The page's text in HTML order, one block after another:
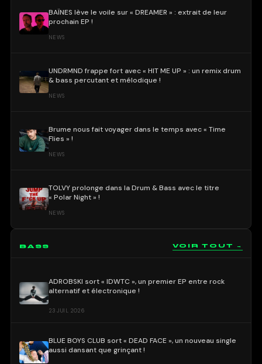
BAÏNES lève le voile sur « DREAMER » : extrait de leur
prochain EP !
NEWS
UNDRMND frappe fort avec « HIT ME UP » : un remix drum
& bass percutant et mélodique !
NEWS
Brume nous fait voyager dans le temps avec « Time
Flies » !
NEWS
TOLVY prolonge dans la Drum & Bass avec le titre
« Polar Night » !
NEWS
BASS VOIR TOUT →
ADROBSKI sort « IDWTC », un premier EP entre rock
alternatif et électronique !
23 JUIL 2026
BLUE BOYS CLUB sort « DEAD FACE », un nouveau single
aussi dansant que grinçant !